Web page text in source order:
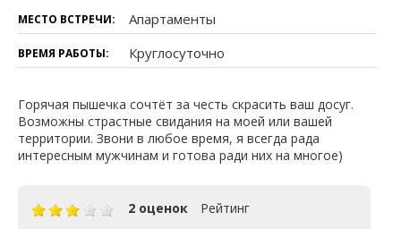
МЕСТО ВСТРЕЧИ: Апартаменты
ВРЕМЯ РАБОТЫ: Круглосуточно
Горячая пышечка сочтёт за честь скрасить ваш досуг.
Возможны страстные свидания на моей или вашей
территории. Звони в любое время, я всегда рада
интересным мужчинам и готова ради них на многое)
Рейтинг
2 оценок